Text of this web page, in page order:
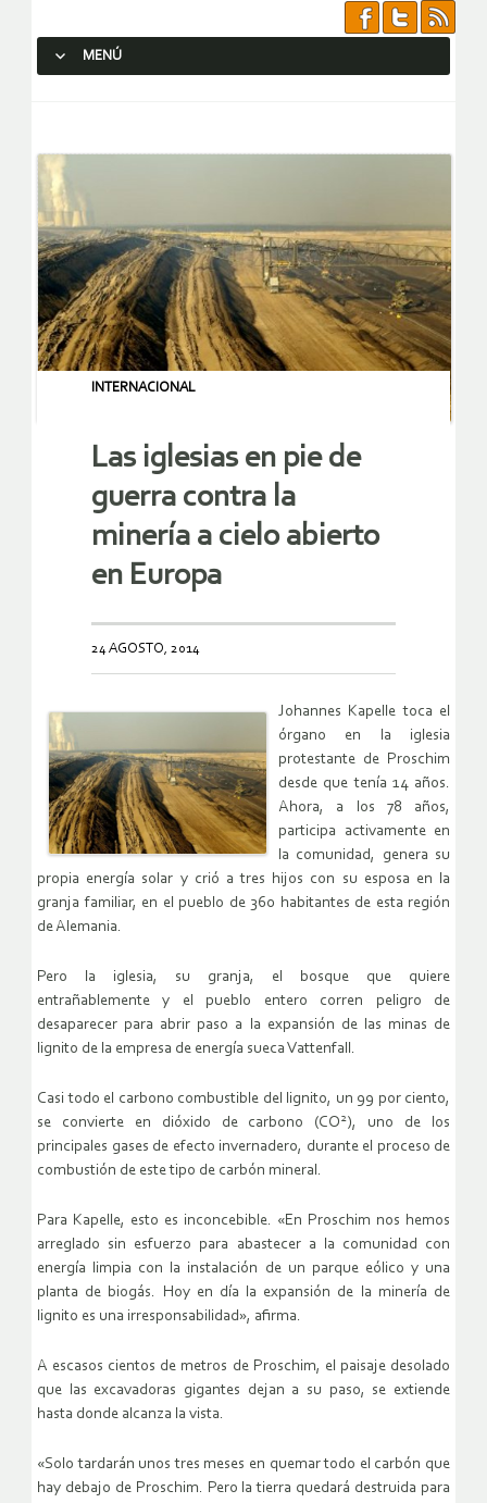
MENÚ
INTERNACIONAL
Las iglesias en pie de
guerra contra la
minería a cielo abierto
en Europa
24 AGOSTO, 2014
Johannes Kapelle toca el
órgano en la iglesia
protestante de Proschim
desde que tenía 14 años.
Ahora, a los 78 años,
participa activamente en
la comunidad, genera su
propia energía solar y crió a tres hijos con su esposa en la
granja familiar, en el pueblo de 360 habitantes de esta región
de Alemania.
Pero la iglesia, su granja, el bosque que quiere
entrañablemente y el pueblo entero corren peligro de
desaparecer para abrir paso a la expansión de las minas de
lignito de la empresa de energía sueca Vattenfall.
Casi todo el carbono combustible del lignito, un 99 por ciento,
se convierte en dióxido de carbono (CO2), uno de los
principales gases de efecto invernadero, durante el proceso de
combustión de este tipo de carbón mineral.
Para Kapelle, esto es inconcebible. «En Proschim nos hemos
arreglado sin esfuerzo para abastecer a la comunidad con
energía limpia con la instalación de un parque eólico y una
planta de biogás. Hoy en día la expansión de la minería de
lignito es una irresponsabilidad», afirma.
A escasos cientos de metros de Proschim, el paisaje desolado
que las excavadoras gigantes dejan a su paso, se extiende
hasta donde alcanza la vista.
«Solo tardarán unos tres meses en quemar todo el carbón que
hay debajo de Proschim. Pero la tierra quedará destruida para